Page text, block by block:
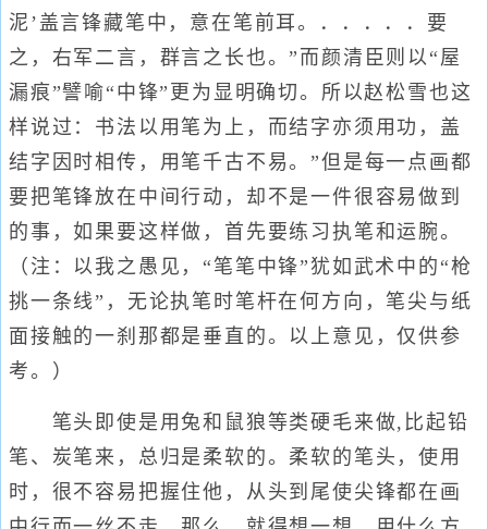
泥’盖言锋藏笔中，意在笔前耳。．．．．．要
之，右军二言，群言之长也。”而颜清臣则以“屋
漏痕”譬喻“中锋”更为显明确切。所以赵松雪也这
样说过：书法以用笔为上，而结字亦须用功，盖
结字因时相传，用笔千古不易。”但是每一点画都
要把笔锋放在中间行动，却不是一件很容易做到
的事，如果要这样做，首先要练习执笔和运腕。
（注：以我之愚见，“笔笔中锋”犹如武术中的“枪
挑一条线”，无论执笔时笔杆在何方向，笔尖与纸
面接触的一刹那都是垂直的。以上意见，仅供参
考。）
笔头即使是用兔和鼠狼等类硬毛来做,比起铅
笔、炭笔来，总归是柔软的。柔软的笔头，使用
时，很不容易把握住他，从头到尾使尖锋都在画